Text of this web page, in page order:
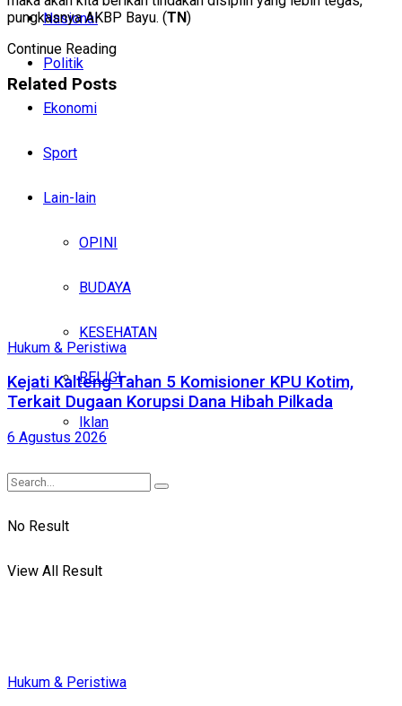
Nasional
Politik
Ekonomi
Sport
Lain-lain
OPINI
BUDAYA
KESEHATAN
RELIGI
Iklan
No Result
View All Result
pungkasnya AKBP Bayu. (TN)
Continue Reading
Related Posts
Hukum & Peristiwa
Kejati Kalteng Tahan 5 Komisioner KPU Kotim,
Terkait Dugaan Korupsi Dana Hibah Pilkada
6 Agustus 2026
Hukum & Peristiwa